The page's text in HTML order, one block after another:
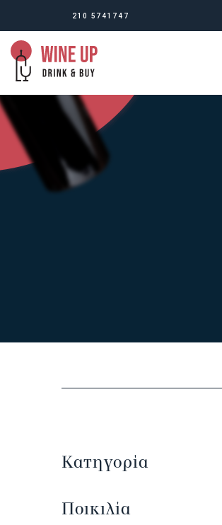
210 5741747
Κατηγορία
Ποικιλία